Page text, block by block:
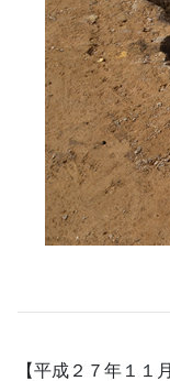
【平成２７年１１